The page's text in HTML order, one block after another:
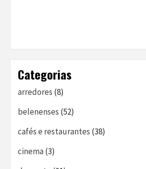
Categorias
arredores (8)
belenenses (52)
cafés e restaurantes (38)
cinema(3)